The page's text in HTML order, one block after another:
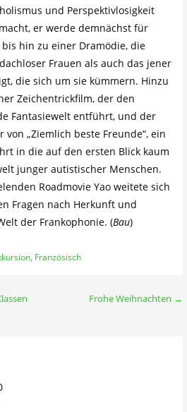
und Perspektivlosigkeit
er werde demnächst für
hin zu einer Dramödie, die
Frauen als auch das jener
die sich um sie kümmern. Hinzu
Zeichentrickfilm, der den
Fantasiewelt entführt, und der
„Ziemlich beste Freunde“, ein
in die auf den ersten Blick kaum
junger autistischer Menschen.
Roadmovie Yao weitete sich
Fragen nach Herkunft und
der Frankophonie. (Bau)
, Französisch
Frohe Weihnachten →